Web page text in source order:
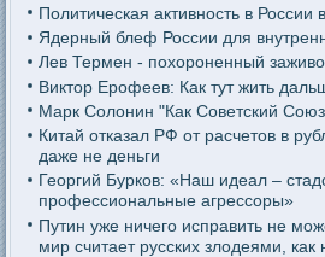
Политическая активность в России
Ядерный блеф России для
Лев Термен - похороненный заживо
Виктор Ерофеев: Как тут жить
Марк Солонин "Как Советский
Китай отказал РФ от расчетов в
даже не деньги
Георгий Бурков: «Наш идеал –
профессиональные агрессоры»
Путин уже ничего исправить не
мир считает русских злодеями, как